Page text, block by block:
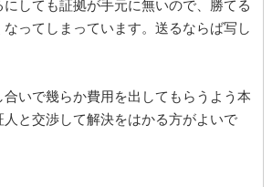
しても証拠が手元に無いので、勝てる
ってしまっています。送るならば写し
いで幾らか費用を出してもらうよう本
人と交渉して解決をはかる方がよいで